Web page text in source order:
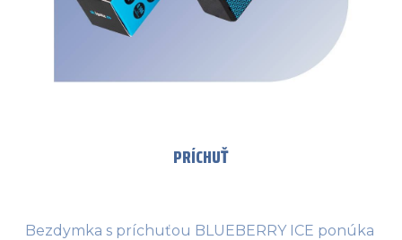
PRÍCHUŤ
Bezdymka s príchuťou BLUEBERRY ICE ponúka